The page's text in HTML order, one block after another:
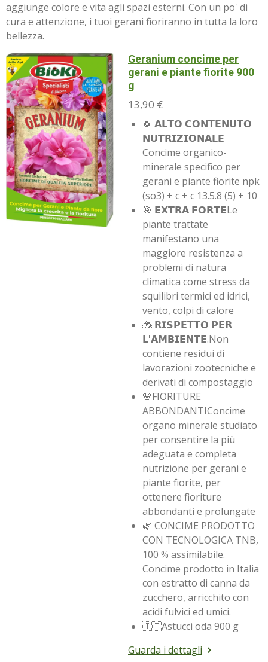
aggiunge colore e vita agli spazi esterni. Con un po' di
cura e attenzione, i tuoi gerani fioriranno in tutta la loro
bellezza.
Geranium concime per
gerani e piante fiorite 900
g
13,90 €
🍀 𝗔𝗟𝗧𝗢 𝗖𝗢𝗡𝗧𝗘𝗡𝗨𝗧𝗢
𝗡𝗨𝗧𝗥𝗜𝗭𝗜𝗢𝗡𝗔𝗟𝗘
Concime organico-
minerale specifico per
gerani e piante fiorite npk
(so3) + c + c 13.5.8 (5) + 10
🎯 𝗘𝗫𝗧𝗥𝗔 𝗙𝗢𝗥𝗧𝗘Le
piante trattate
manifestano una
maggiore resistenza a
problemi di natura
climatica come stress da
squilibri termici ed idrici,
vento, colpi di calore
🐞 𝗥𝗜𝗦𝗣𝗘𝗧𝗧𝗢 𝗣𝗘𝗥
𝗟'𝗔𝗠𝗕𝗜𝗘𝗡𝗧𝗘.Non
contiene residui di
lavorazioni zootecniche e
derivati di compostaggio
🌸FIORITURE
ABBONDANTIConcime
organo minerale studiato
per consentire la più
adeguata e completa
nutrizione per gerani e
piante fiorite, per
ottenere fioriture
abbondanti e prolungate
🌿 CONCIME PRODOTTO
CON TECNOLOGICA TNB,
100 % assimilabile.
Concime prodotto in Italia
con estratto di canna da
zucchero, arricchito con
acidi fulvici ed umici.
🇮🇹Astucci oda 900 g
Guarda i dettagli